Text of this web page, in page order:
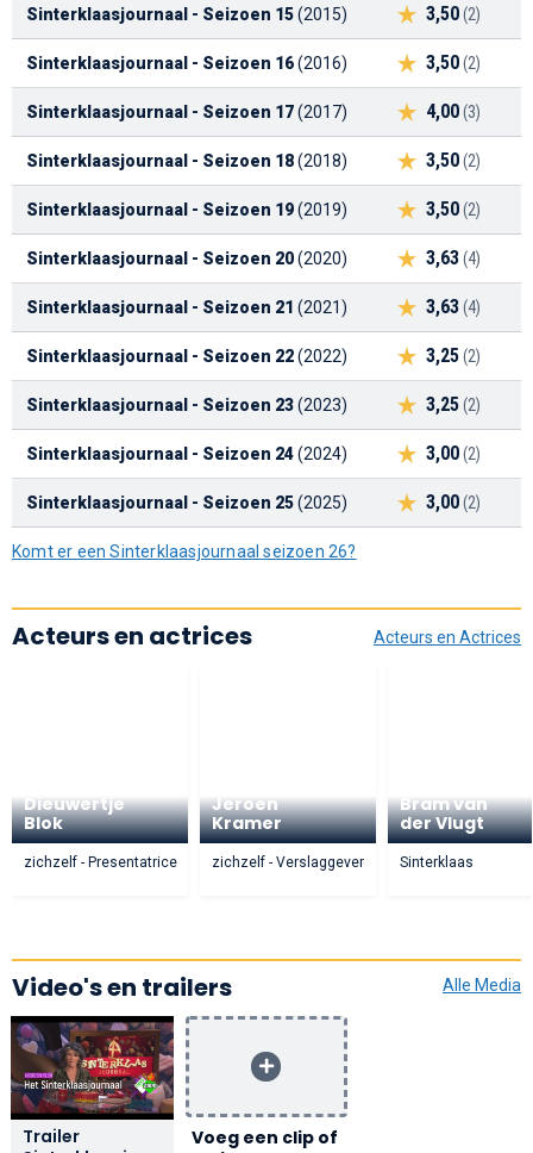
3,50(2)
Sinterklaasjournaal - Seizoen 15(2015)
3,50(2)
Sinterklaasjournaal - Seizoen 16(2016)
4,00(3)
Sinterklaasjournaal - Seizoen 17(2017)
3,50(2)
Sinterklaasjournaal - Seizoen 18(2018)
3,50(2)
Sinterklaasjournaal - Seizoen 19(2019)
3,63(4)
Sinterklaasjournaal - Seizoen 20(2020)
3,63(4)
Sinterklaasjournaal - Seizoen 21 (2021)
3,25(2)
Sinterklaasjournaal - Seizoen 22(2022)
3,25(2)
Sinterklaasjournaal - Seizoen 23(2023)
3,00(2)
Sinterklaasjournaal - Seizoen 24(2024)
3,00(2)
Sinterklaasjournaal - Seizoen 25(2025)
Komt er een Sinterklaasjournaal seizoen 26?
Acteurs en Actrices
Acteurs en actrices
Dieuwertje
Blok
zichzelf - Presentatrice
Jeroen
Kramer
zichzelf - Verslaggever
Bram van
der Vlugt
Sinterklaas
Video's en trailers Alle Media
Trailer
Voeg een clip of